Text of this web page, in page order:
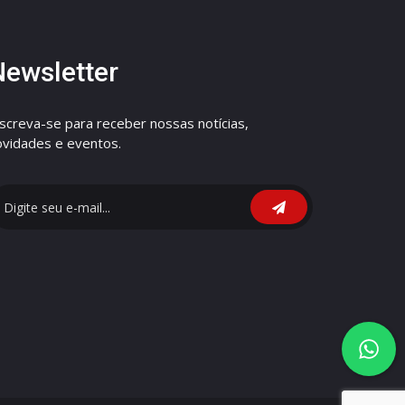
se para receber nossas notícias,
e eventos.